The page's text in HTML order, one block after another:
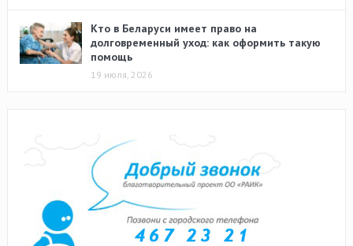
Кто в Беларуси имеет право на
долговременный уход: как оформить такую
помощь
19 июля, 2026